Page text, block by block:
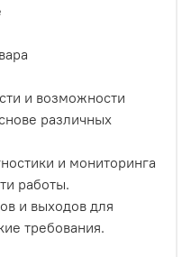
и возможности
различных
и мониторинга
работы.
и выходов для
требования.